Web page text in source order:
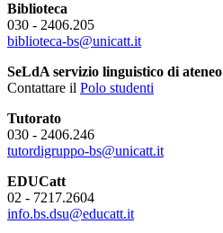
Biblioteca
030 - 2406.205
biblioteca-bs@unicatt.it
SeLdA servizio linguistico di ateneo
Contattare il Polo studenti
Tutorato
030 - 2406.246
tutordigruppo-bs@unicatt.it
EDUCatt
02 - 7217.2604
info.bs.dsu@educatt.it